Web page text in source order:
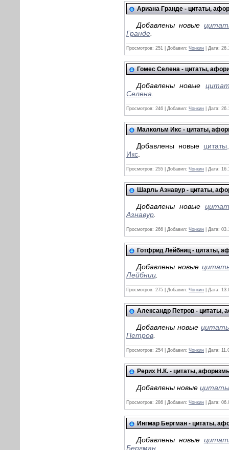
Ариана Гранде - цитаты,
Добавлены новые
Гранде
Просмотров: 251 Добавил: Чонкин Дата:
Гомес Селена - цитаты,
Добавлены новые
Селена
Просмотров: 246 Добавил: Чонкин Дата:
Малкольм Икс - цитаты,
Добавлены новые
Икс
Просмотров: 255 Добавил: Чонкин Дата:
Шарль Азнавур - цитаты,
Добавлены новые
Азнавур
Просмотров: 266 Добавил: Чонкин Дата:
Готфрид Лейбниц - цитаты,
Добавлены новые
Лейбниц
Просмотров: 275 Добавил: Чонкин Дата:
Александр Петров - цитаты,
Добавлены новые
Петров
Просмотров: 254 Добавил: Чонкин Дата:
Рерих Н.К. - цитаты,
Добавлены новые
Просмотров: 286 Добавил: Чонкин Дата:
Ингмар Бергман - цитаты,
Добавлены новые
Бергман